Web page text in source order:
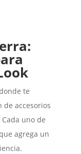
te
de accesorios
uno de
agrega un